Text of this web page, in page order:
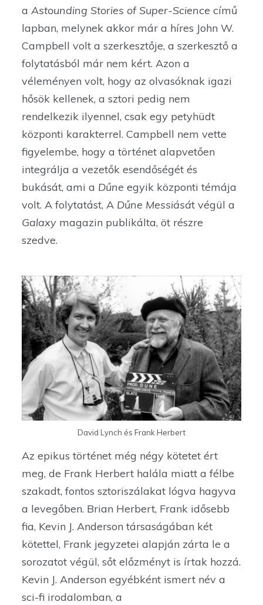
aAstounding Stories of Super-Science című
lapban, melynek akkor már a híres John W.
Campbell volt a szerkesztője, a szerkesztő a
folytatásból már nem kért. Azon a
véleményen volt, hogy az olvasóknak igazi
hősök kellenek, a sztori pedig nem
rendelkezik ilyennel, csak egy petyhüdt
központi karakterrel. Campbell nem vette
figyelembe, hogy a történet alapvetően
integrálja a vezetők esendőségét és
bukását, ami a Dűne egyik központi témája
volt. A folytatást, A Dűne Messiását végül a
Galaxy magazin publikálta, öt részre
szedve.
David Lynch és Frank Herbert
Az epikus történet még négy kötetet ért
meg, de Frank Herbert halála miatt a félbe
szakadt, fontos sztoriszálakat lógva hagyva
a levegőben. Brian Herbert, Frank idősebb
fia, Kevin J. Anderson társaságában két
kötettel, Frank jegyzetei alapján zárta le a
sorozatot végül, sőt előzményt is írtak hozzá.
Kevin J. Anderson egyébként ismert név a
sci-fi irodalomban, a